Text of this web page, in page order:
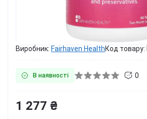
Виробник: Fairhaven HealthКод товару:
В наявності 0
1 277 ₴